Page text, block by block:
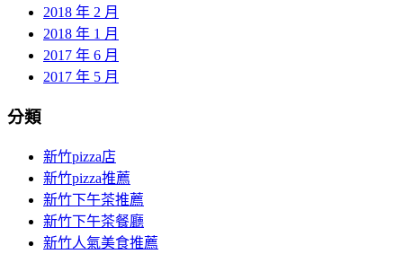
2018 年 2 月
2018 年 1 月
2017 年 6 月
2017 年 5 月
分類
新竹pizza店
新竹pizza推薦
新竹下午茶推薦
新竹下午茶餐廳
新竹人氣美食推薦